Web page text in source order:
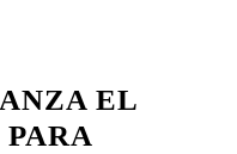
EL